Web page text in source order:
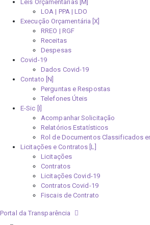
Leis Orçamentárias [M]
LOA | PPA | LDO
Execução Orçamentária [X]
RREO | RGF
Receitas
Despesas
Covid-19
Dados Covid-19
Contato [N]
Perguntas e Respostas
Telefones Úteis
E-Sic [I]
Acompanhar Solicitação
Relatórios Estatísticos
Rol de Documentos Classificados
Licitações e Contratos [L]
Licitações
Contratos
Licitações Covid-19
Contratos Covid-19
Fiscais de Contrato
Portal da Transparência